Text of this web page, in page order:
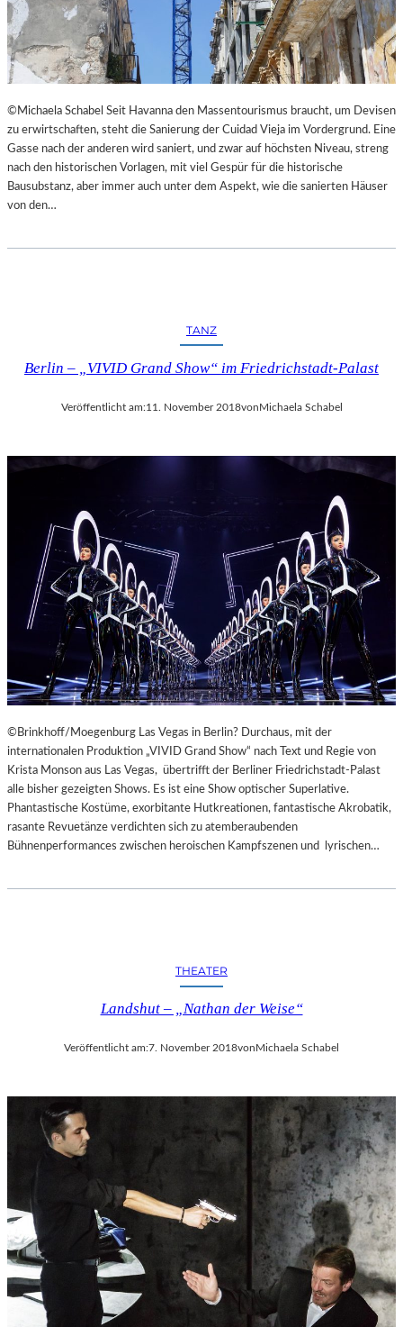
E
S
T
H
E
T
E
R
I
M
L
A
N
E
S
T
H
E
E
E
B
E
©Michaela Schabel Seit Havanna den Massentourismus braucht, um Devisen
zu erwirtschaften, steht die Sanierung der Cuidad Vieja im Vordergrund. Eine
Gasse nach der anderen wird saniert, und zwar auf höchsten Niveau, streng
nach den historischen Vorlagen, mit viel Gespür für die historische
Bausubstanz, aber immer auch unter dem Aspekt, wie die sanierten Häuser
von den…
TANZ
Berlin – „VIVID Grand Show“ im Friedrichstadt-Palast
Veröffentlicht am:11. November 2018vonMichaela Schabel
©Brinkhoff/Moegenburg Las Vegas in Berlin? Durchaus, mit der
internationalen Produktion „VIVID Grand Show“ nach Text und Regie von
Krista Monson aus Las Vegas, übertrifft der Berliner Friedrichstadt-Palast
alle bisher gezeigten Shows. Es ist eine Show optischer Superlative.
Phantastische Kostüme, exorbitante Hutkreationen, fantastische Akrobatik,
rasante Revuetänze verdichten sich zu atemberaubenden
Bühnenperformances zwischen heroischen Kampfszenen und lyrischen…
THEATER
Landshut – „Nathan der Weise“
Veröffentlicht am:7. November 2018vonMichaela Schabel